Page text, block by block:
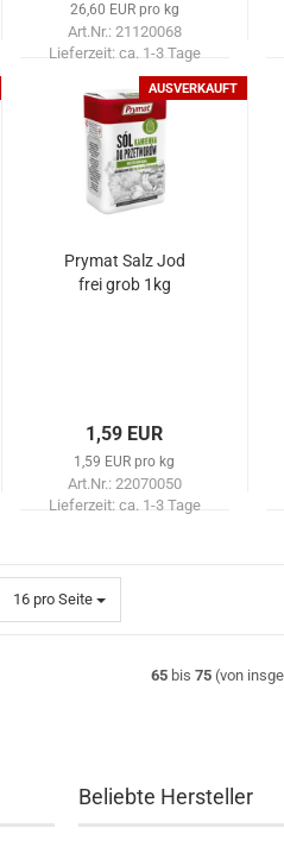
26,60 EUR pro kg
Art.Nr.: 21120068
Lieferzeit: ca. 1-3 Tage
AUSVERKAUFT
Prymat Salz Jod
frei grob 1kg
1,59 EUR
1,59 EUR pro kg
Art.Nr.: 22070050
Lieferzeit: ca. 1-3 Tage
16 pro Seite
pro Seite
65 bis 75 (von
Beliebte Hersteller